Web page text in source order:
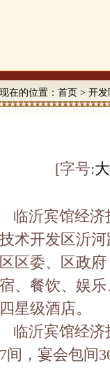
在的位置： 首页 > 开发
[字号:大
临沂宾馆经
术开发区沂
区委、区政
、餐饮、娱
星级酒店。
沂宾馆经济
间，宴会包间